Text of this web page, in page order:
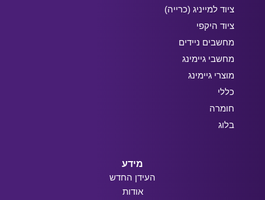
ציוד למייניג (כרייה)
ציוד היקפי
מחשבים ניידים
מחשבי גיימינג
מוצרי גיימינג
כללי
חומרה
בלוג
מידע
העידן החדש
אודות